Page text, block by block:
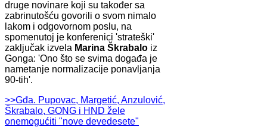
druge novinare koji su također sa
zabrinutošću govorili o svom nimalo
lakom i odgovornom poslu, na
spomenutoj je konferenici 'strateški'
zaključak izvela Marina Škrabalo iz
Gonga: 'Ono što se svima događa je
nametanje normalizacije ponavljanja
90-tih'.
>>Gđa. Pupovac, Margetić, Anzulović,
Škrabalo, GONG i HND žele
onemogućiti "nove devedesete"